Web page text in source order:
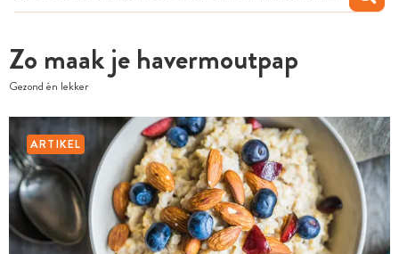
Zo maak je havermoutpap
Gezond én lekker
ARTIKEL
MIJN BEWAARDE RECEPTEN